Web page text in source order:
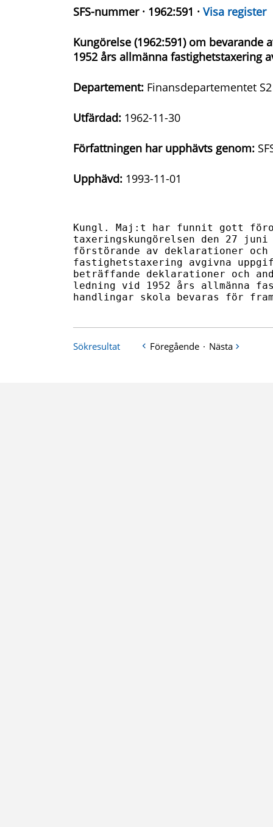
SFS-nummer · 1962:591 · Visa register
Kungörelse (1962:591) om
1952 års allmänna fastighetstaxering
Departement: Finansdepartementet S2
Utfärdad: 1962-11-30
Författningen har upphävts genom:
Upphävd: 1993-11-01
Kungl. Maj:t har funnit gott
taxeringskungörelsen den 27
förstörande av deklarationer
fastighetstaxering avgivna
beträffande deklarationer och
ledning vid 1952 års allmänna
Sökresultat Föregående · Nästa